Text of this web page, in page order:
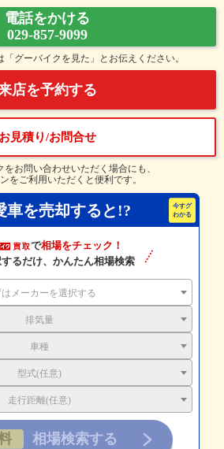
電話をかける
029-857-9099
グーバイクを見た」とお伝えください。
店を予約する
お見積り/お問合せ
お問い合わせいただく場合にも、
をご利用いただくと便利です。
車を売却すると!?
で相場をチェック！
るだけ、かんたん相場検索
はメーカーを選択する
排気量
車種
型式(任意)
走行距離(任意)